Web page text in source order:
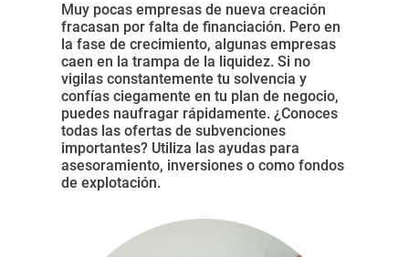
Muy pocas empresas de nueva creación
fracasan por falta de financiación. Pero en
la fase de crecimiento, algunas empresas
caen en la trampa de la liquidez. Si no
vigilas constantemente tu solvencia y
confías ciegamente en tu plan de negocio,
puedes naufragar rápidamente. ¿Conoces
todas las ofertas de subvenciones
importantes? Utiliza las ayudas para
asesoramiento, inversiones o como fondos
de explotación.